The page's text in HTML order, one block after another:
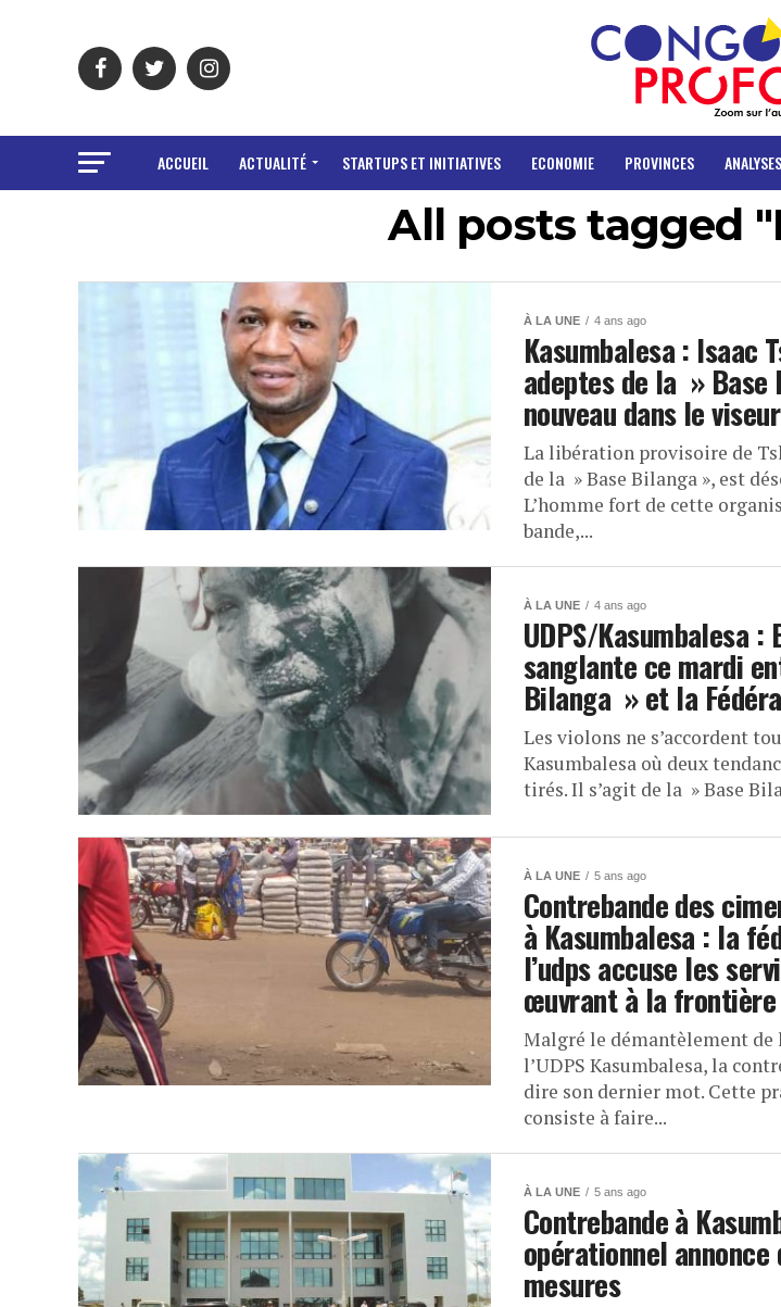
ACCUEIL ACTUALITÉ STARTUPS ET INITIATIVES ECONOMIE PROVINCES
All posts tagged
À LA UNE 4 ans ago
Kasumbalesa : Isaac
adeptes de la » Base
nouveau dans le
La libération provisoire de
de la » Base Bilanga », est
L’homme fort de cette
bande,...
À LA UNE 4 ans ago
UDPS/Kasumbalesa :
sanglante ce mardi
Bilanga » et la
Les violons ne s’accordent
Kasumbalesa où deux
tirés. Il s’agit de la » Base
À LA UNE 5 ans ago
Contrebande des
à Kasumbalesa : la
l’udps accuse les
œuvrant à la frontière
Malgré le démantèlement de
l’UDPS Kasumbalesa, la
dire son dernier mot. Cette
consiste à faire...
À LA UNE 5 ans ago
Contrebande à
opérationnel
mesures